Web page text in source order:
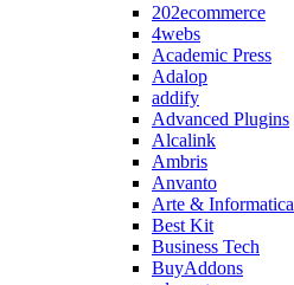
202ecommerce
4webs
Academic Press
Adalop
addify
Advanced Plugins
Alcalink
Ambris
Anvanto
Arte & Informatica
Best Kit
Business Tech
BuyAddons